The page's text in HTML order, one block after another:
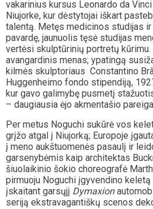
vakarinius kursus Leonardo da
Niujorke, kur dėstytojai iškart
talentą. Metęs medicinos studijas
pavardę, jaunuolis tęsė studijas
vertėsi skulptūrinių portretų
avangardinis menas; ypatingą
kilmės skulptoriaus Constantino
Huggenheimo fondo stipendiją,
kur gavo galimybę pusmetį
– daugiausia ėjo akmentašio
Per metus Noguchi sukūrė vos
grįžo atgal į Niujorką; Europoje
į meno aukštuomenės pasaulį ir
garsenybėmis kaip architektas
šiuolaikinio šokio choreografė
pirmuoju Noguchi įgyvendino
įskaitant garsųjį Dymaxion
seriją ekstravagantiškų scenos